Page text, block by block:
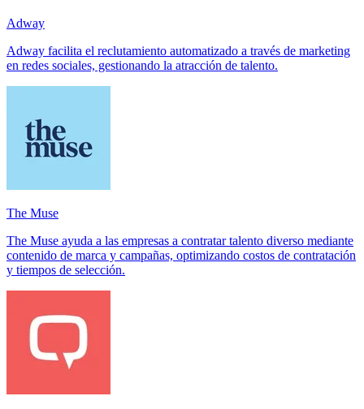
Adway
Adway facilita el reclutamiento automatizado a través de marketing
en redes sociales, gestionando la atracción de talento.
The Muse
The Muse ayuda a las empresas a contratar talento diverso mediante
contenido de marca y campañas, optimizando costos de contratación
y tiempos de selección.